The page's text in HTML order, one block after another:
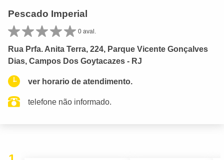
Pescado Imperial
0 aval.
Rua Prfa. Anita Terra, 224, Parque Vicente Gonçalves
Dias, Campos Dos Goytacazes - RJ
ver horario de atendimento.
telefone não informado.